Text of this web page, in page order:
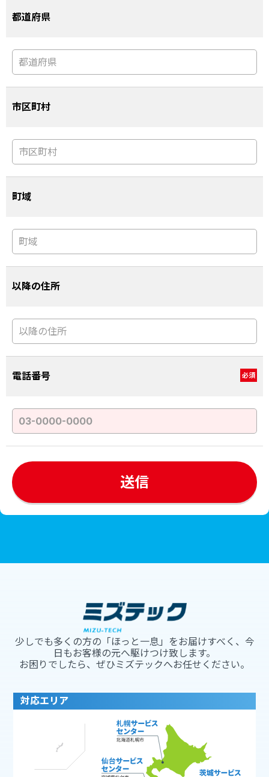
都道府県
市区町村
町域
以降の住所
電話番号 必須
少しでも多くの方の「ほっと一息」をお届けすべく、今
日もお客様の元へ駆けつけ致します。
お困りでしたら、ぜひミズテックへお任せください。
対応エリア